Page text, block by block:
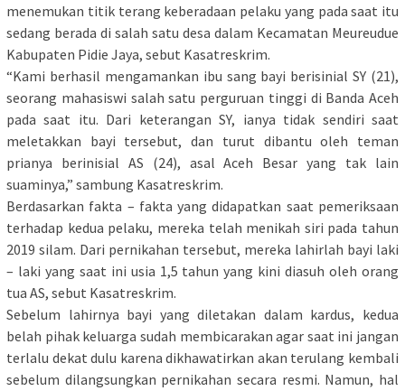
menemukan titik terang keberadaan pelaku yang pada saat itu
sedang berada di salah satu desa dalam Kecamatan Meureudue
Kabupaten Pidie Jaya, sebut Kasatreskrim.
“Kami berhasil mengamankan ibu sang bayi berisinial SY (21),
seorang mahasiswi salah satu perguruan tinggi di Banda Aceh
pada saat itu. Dari keterangan SY, ianya tidak sendiri saat
meletakkan bayi tersebut, dan turut dibantu oleh teman
prianya berinisial AS (24), asal Aceh Besar yang tak lain
suaminya,” sambung Kasatreskrim.
Berdasarkan fakta – fakta yang didapatkan saat pemeriksaan
terhadap kedua pelaku, mereka telah menikah siri pada tahun
2019 silam. Dari pernikahan tersebut, mereka lahirlah bayi laki
– laki yang saat ini usia 1,5 tahun yang kini diasuh oleh orang
tua AS, sebut Kasatreskrim.
Sebelum lahirnya bayi yang diletakan dalam kardus, kedua
belah pihak keluarga sudah membicarakan agar saat ini jangan
terlalu dekat dulu karena dikhawatirkan akan terulang kembali
sebelum dilangsungkan pernikahan secara resmi. Namun, hal